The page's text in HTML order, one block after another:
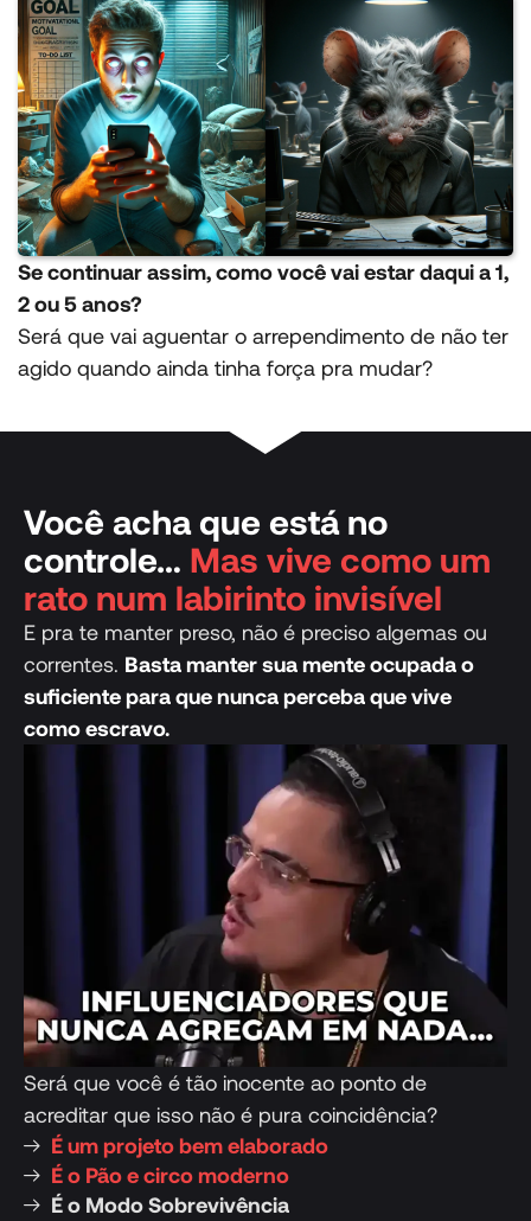
Se continuar assim, como você vai estar daqui a 1,
2 ou 5 anos?
Será que vai aguentar o arrependimento de não ter
agido quando ainda tinha força pra mudar?
Você acha que está no
controle… Mas vive como um
rato num labirinto invisível
E pra te manter preso, não é preciso algemas ou
correntes. Basta manter sua mente ocupada o
suficiente para que nunca perceba que vive
como escravo.
Será que você é tão inocente ao ponto de
acreditar que isso não é pura coincidência?
É um projeto bem elaborado
É o Pão e circo moderno
É o Modo Sobrevivência